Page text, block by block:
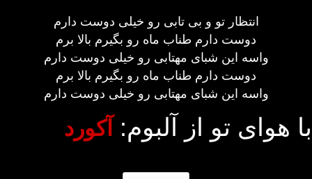
انتظار تو و بی تابی رو خیلی دوست دارم
دوست دارم طناب ماه رو بگیرم بالا برم
واسه این شبای مهتابی رو خیلی دوست دارم
دوست دارم طناب ماه رو بگیرم بالا برم
واسه این شبای مهتابی رو خیلی دوست دارم
با هوای تو از آلبوم: آکورد